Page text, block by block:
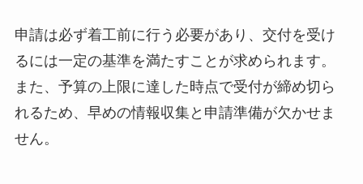
申請は必ず着工前に行う必要があり、交付を受け
るには一定の基準を満たすことが求められます。
また、予算の上限に達した時点で受付が締め切ら
れるため、早めの情報収集と申請準備が欠かせま
せん。